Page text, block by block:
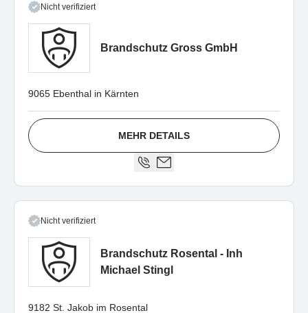
Nicht verifiziert
Brandschutz Gross GmbH
9065 Ebenthal in Kärnten
MEHR DETAILS
Nicht verifiziert
Brandschutz Rosental - Inh
Michael Stingl
9182 St. Jakob im Rosental